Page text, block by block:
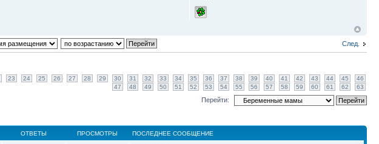
След.
23 24 25 26 27 28 29 30 31 32 33 34 35 36 37 38 39 40 41 42 43 44 45
46
47
48 49 50 51 52 53 54 55 56 57 58 59 60 61 62 63
Перейти:
ОТВЕТЫ ПРОСМОТРЫ ПОСЛЕДНЕЕ СООБЩЕНИЕ